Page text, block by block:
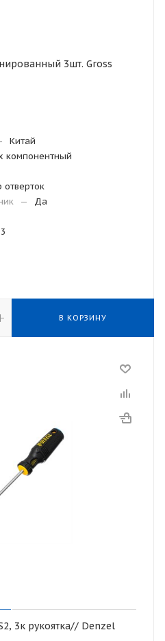
3шт. Gross
Китай
компонентный
отверток
—
Да
3
В КОРЗИНУ
3к рукоятка// Denzel